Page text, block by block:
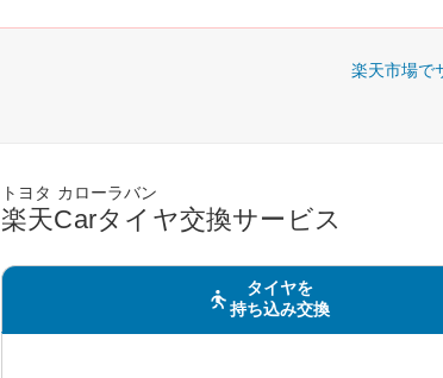
楽天市場で
トヨタ カローラバン
楽天Carタイヤ交換サービス
タイヤを
持ち込み交換